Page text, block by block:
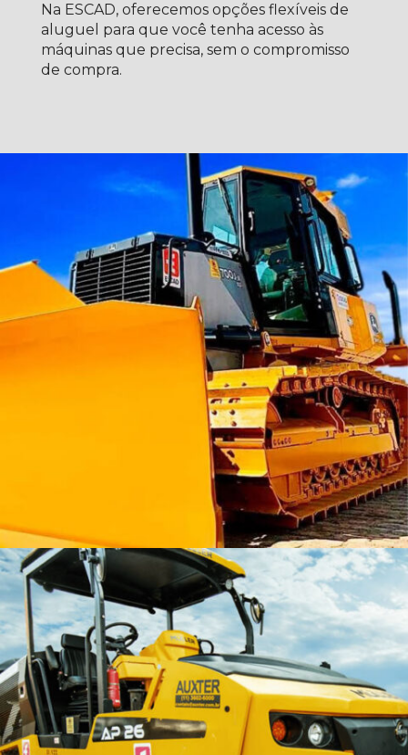
Na ESCAD, oferecemos opções flexíveis de
aluguel para que você tenha acesso às
máquinas que precisa, sem o compromisso
de compra.